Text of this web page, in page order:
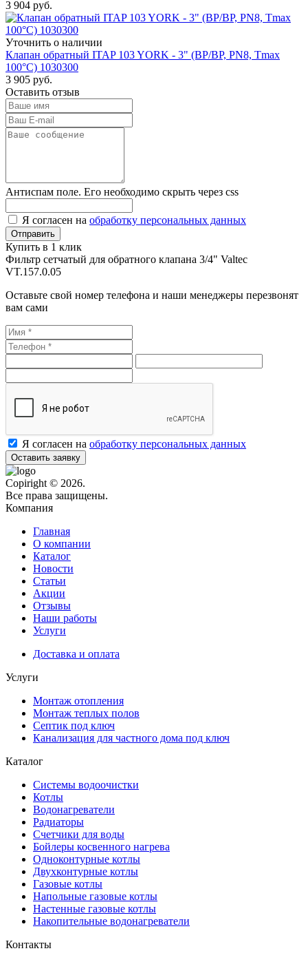
3 904 руб.
Уточнить о наличии
Клапан обратный ITAP 103 YORK - 3" (ВР/ВР, PN8, Tmax
100°С) 1030300
3 905 руб.
Оставить отзыв
Антиспам поле. Его необходимо скрыть через css
Я согласен на обработку персональных данных
Купить в 1 клик
Фильтр сетчатый для обратного клапана 3/4" Valtec
VT.157.0.05
Оставьте свой номер телефона и наши менеджеры перезвонят
вам сами
Я согласен на обработку персональных данных
Оставить заявку
Copiright © 2026.
Все права защищены.
Компания
Главная
О компании
Каталог
Новости
Статьи
Акции
Отзывы
Наши работы
Услуги
Доставка и оплата
Услуги
Монтаж отопления
Монтаж теплых полов
Септик под ключ
Канализация для частного дома под ключ
Каталог
Системы водоочистки
Котлы
Водонагреватели
Радиаторы
Cчетчики для воды
Бойлеры косвенного нагрева
Одноконтурные котлы
Двухконтурные котлы
Газовые котлы
Напольные газовые котлы
Настенные газовые котлы
Накопительные водонагреватели
Контакты